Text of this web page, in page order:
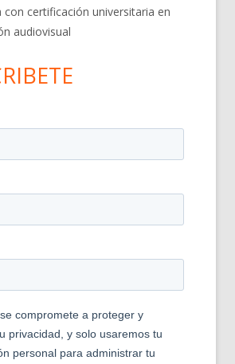
con certificación universitaria en
audiovisual